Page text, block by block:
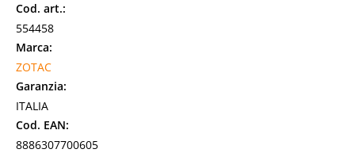
Cod. art.:
554458
Marca:
ZOTAC
Garanzia:
ITALIA
Cod. EAN:
8886307700605